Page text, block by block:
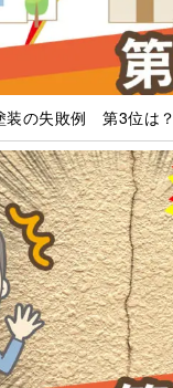
装の失敗例 第3位は？